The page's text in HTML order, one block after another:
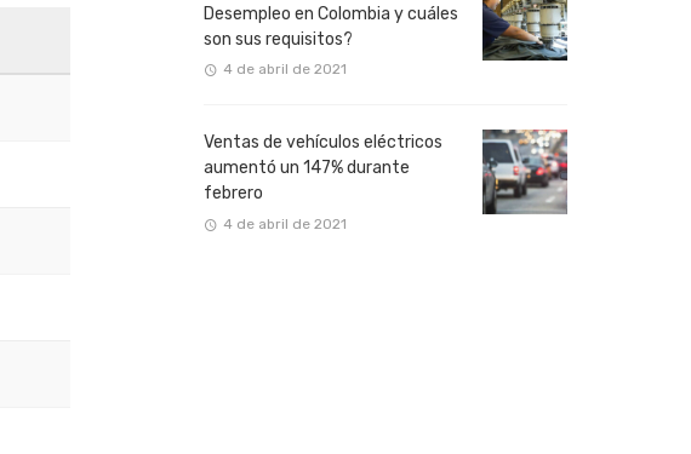
Desempleo en Colombia y cuáles
son sus requisitos?
4 de abril de 2021
Ventas de vehículos eléctricos
aumentó un 147% durante
febrero
4 de abril de 2021